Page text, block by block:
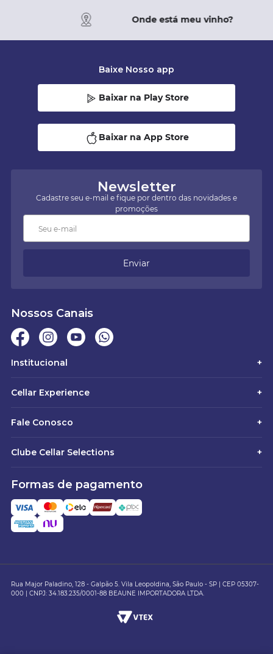
Onde está meu vinho?
Newsletter
Cadastre seu e-mail e fique por dentro das novidades e
promoções
Enviar
Baixe Nosso app
Baixar na Play Store
Baixar na App Store
Nossos Canais
Institucional +
Cellar Experience +
Fale Conosco +
Clube Cellar Selections +
Formas de pagamento
Rua Major Paladino, 128 - Galpão 5. Vila Leopoldina, São Paulo - SP | CEP 05307-
000 | CNPJ: 34.183.235/0001-88 BEAUNE IMPORTADORA LTDA.